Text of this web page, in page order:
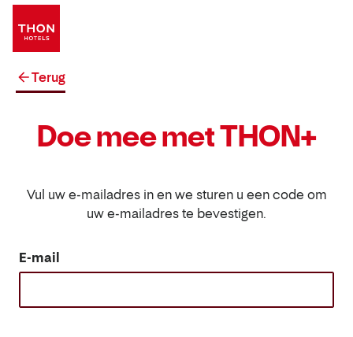
Terug
Doe mee met THON+
Vul uw e-mailadres in en we sturen u een code om
uw e-mailadres te bevestigen.
E-mail